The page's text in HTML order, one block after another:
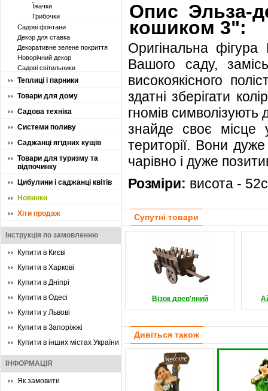
Їжачки
Грибочки
Садові фонтани
Декор для ставка
Декоративне зелене покриття
Новорічний декор
Садові світильники
Теплиці і парники
Товари для дому
Садова техніка
Системи поливу
Саджанці ягідних кущів
Товари для туризму та
відпочинку
Цибулини і саджанці квітів
Новинки
Хіти продаж
Інструкція по замовленню
Купити в Києві
Купити в Харкові
Купити в Дніпрі
Купити в Одесі
Купити у Львові
Купити в Запоріжжі
Купити в інших містах України
ІНФОРМАЦІЯ
Як замовити
Опис Эльза-
кошиком 3":
Оригінальна фігура
Вашого саду,
високоякісного
здатні зберігати
гномів символізують
знайде своє місце
території. Вони
чарівно і дуже
Розміри: висота -
Супутні товари
Візок древ'яний
Дивіться також